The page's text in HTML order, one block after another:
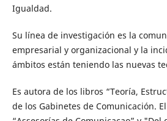
Igualdad.
Su línea de investigación es la
empresarial y organizacional y la
ámbitos están teniendo las nuevas
Es autora de los libros “Teoría,
de los Gabinetes de Comunicación.